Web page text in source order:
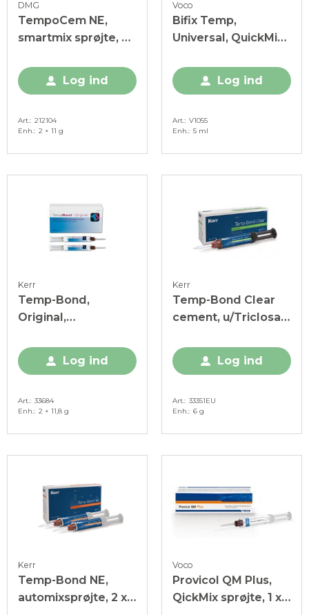
DMG
TempoCem NE,
smartmix sprøjte, 2
Log ind
Art. 212104
Enh. 2 × 11 g
Voco
Bifix Temp,
Universal, QuickMix
Log ind
Art. V1055
Enh. 5 ml
Kerr
Temp-Bond,
Original,
11,8 g
Log ind
Art.
33684
Enh.
2 × 11,8 g
Kerr
Temp-Bond Clear
cement, u/Triclosan,
Log ind
Art.
33351EU
Enh.
6 g
Kerr
Temp-Bond NE,
automixsprøjte, 2 x
Voco
Provicol QM Plus,
QickMix sprøjte, 1 x 5